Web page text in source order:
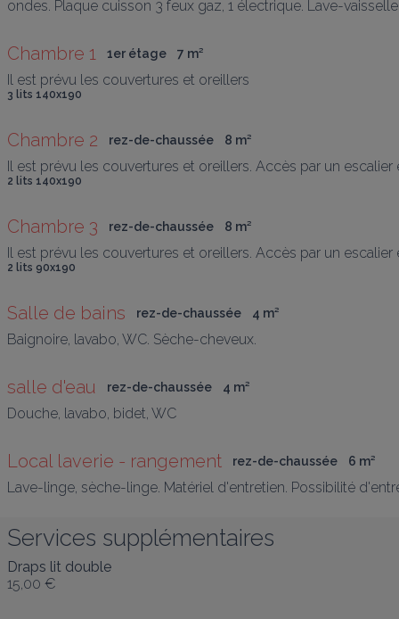
ondes. Plaque cuisson 3 feux gaz, 1 électrique. Lave-vaisselle
Chambre 1 1er étage 7 m²
Il est prévu les couvertures et oreillers
3 lits 140x190
Chambre 2 rez-de-chaussée 8 m²
Il est prévu les couvertures et oreillers. Accès par un escalier
2 lits 140x190
Chambre 3 rez-de-chaussée 8 m²
Il est prévu les couvertures et oreillers. Accès par un escalier
2 lits 90x190
Salle de bains rez-de-chaussée 4 m²
Baignoire, lavabo, WC. Sèche-cheveux.
salle d'eau rez-de-chaussée 4 m²
Douche, lavabo, bidet, WC
Local laverie - rangement rez-de-chaussée 6 m²
Lave-linge, sèche-linge. Matériel d'entretien. Possibilité
Services supplémentaires
Draps lit double
15,00 €